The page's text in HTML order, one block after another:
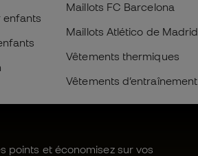
enfants
Maillots FC Barcelona
Maillots Atlético de Madrid
Vêtements thermiques
Vêtements d’entraînement
points et économisez sur vos